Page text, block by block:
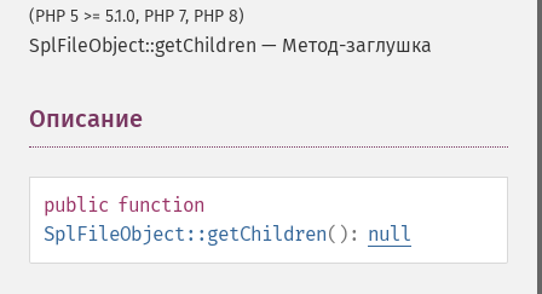
(PHP 5 >= 5.1.0, PHP 7, PHP 8)
SplFileObject::getChildren — Метод-заглушка
Описание
public function
SplFileObject::getChildren(): null